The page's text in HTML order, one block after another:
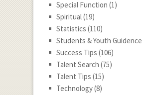
Special Function (1)
Spiritual(19)
Statistics (110)
Students & Youth Guidence
Success Tips (106)
Talent Search (75)
Talent Tips (15)
Technology(8)